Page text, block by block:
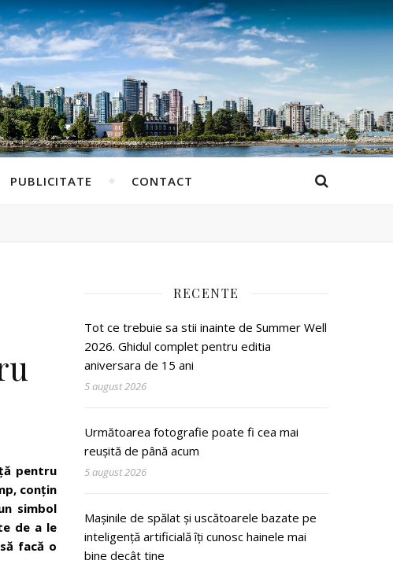
PUBLICITATE CONTACT
pentru
conțin
simbol
de a le
facă o
RECENTE
Tot ce trebuie sa stii inainte de Summer Well
2026. Ghidul complet pentru editia
aniversara de 15 ani
5 august 2026
Următoarea fotografie poate fi cea mai
reușită de până acum
5 august 2026
Mașinile de spălat și uscătoarele bazate pe
inteligență artificială îți cunosc hainele mai
bine decât tine